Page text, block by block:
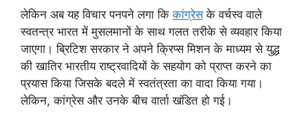
लेकिन अब यह विचार पनपने लगा किकांग्रेसके वर्चस्व वाले
स्वतन्त्र भारत में मुसलमानों के साथ गलत तरीके से व्यवहार किया
जाएगा। ब्रिटिश सरकार ने अपने क्रिप्स मिशन के माध्यम से युद्ध
की खातिर भारतीय राष्ट्रवादियों के सहयोग को प्राप्त करने का
प्रयास किया जिसके बदले में स्वतंत्रता का वादा किया गया।
लेकिन, कांग्रेस और उनके बीच वार्ता खंडित हो गई।